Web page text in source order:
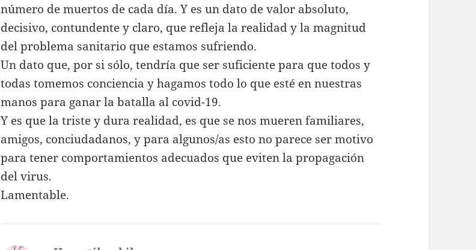
número de muertos de cada día. Y es un dato de valor absoluto,
decisivo, contundente y claro, que refleja la realidad y la magnitud
del problema sanitario que estamos sufriendo.
Un dato que, por si sólo, tendría que ser suficiente para que todos y
todas tomemos conciencia y hagamos todo lo que esté en nuestras
manos para ganar la batalla al covid-19.
Y es que la triste y dura realidad, es que se nos mueren familiares,
amigos, conciudadanos, y para algunos/as esto no parece ser motivo
para tener comportamientos adecuados que eviten la propagación
del virus.
Lamentable.